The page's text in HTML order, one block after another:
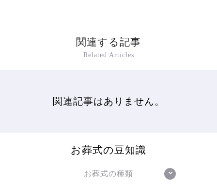
関連する記事
Related Articles
関連記事はありません。
お葬式の豆知識
お葬式の種類